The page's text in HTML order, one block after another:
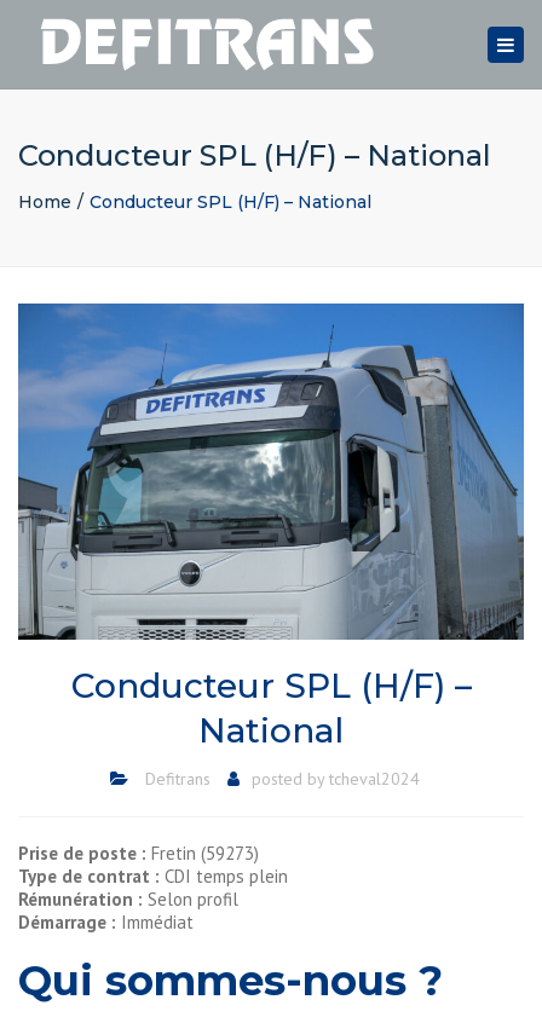
Conducteur SPL (H/F) – National
Home Conducteur SPL (H/F) – National
Conducteur SPL (H/F) –
National
Defitrans posted by tcheval2024
Prise de poste : Fretin (59273)
Type de contrat : CDI temps plein
Rémunération : Selon profil
Démarrage : Immédiat
Qui sommes-nous ?